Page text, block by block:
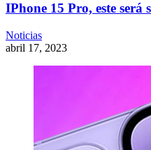
IPhone 15 Pro, este será
Noticias
abril 17, 2023